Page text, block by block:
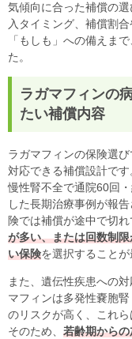
気傾向に合った補償の
入タイミング、補償割
「もしも」への備えま
た。
ラガマフィンの
たい補償内容
ラガマフィンの保険選
対応できる補償設計です
慢性腎不全で通院60回
した長期治療事例が報
険では補償が途中で切
が多い、または回数制
い保険を選択することが
また、遺伝性疾患への
マフィンは多発性嚢胞
のリスクが高く、これ
そのため、 若齢期から